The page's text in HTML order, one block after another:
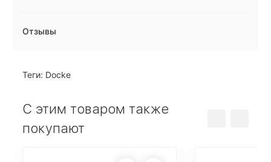
Отзывы
Теги: Docke
С этим товаром также
покупают